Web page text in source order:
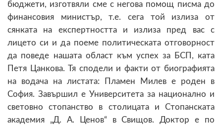
бюджети, изготвяли сме с негова помощ писма до
финансовия министър, т.е. сега той излиза от
сянката на експертността и излиза пред вас с
лицето си и да поеме политическата отговорност
да поведе нашата област към успех за БСП, ката
Петя Цанкова. Тя сподели и факти от биографията
на водача на листата: Пламен Милев е роден в
София. Завършил е Университета за национално и
световно стопанство в столицата и Стопанската
академия „Д. А. Ценов“ в Свищов. Доктор е по